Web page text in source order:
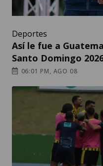
Deportes
Así le fue a
Santo Domingo
06:01 PM, AGO 08